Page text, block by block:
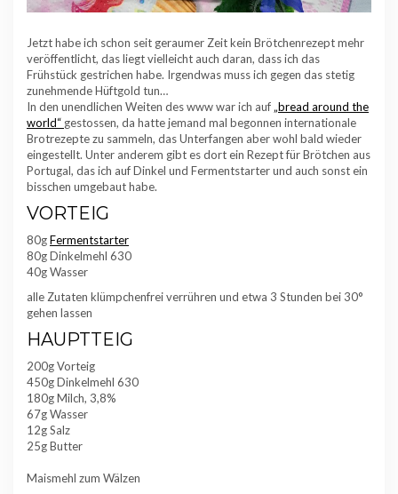
Jetzt habe ich schon seit geraumer Zeit kein Brötchenrezept mehr
veröffentlicht, das liegt vielleicht auch daran, dass ich das
Frühstück gestrichen habe. Irgendwas muss ich gegen das stetig
zunehmende Hüftgold tun…
In den unendlichen Weiten des www war ich auf „bread around the
world“ gestossen, da hatte jemand mal begonnen internationale
Brotrezepte zu sammeln, das Unterfangen aber wohl bald wieder
eingestellt. Unter anderem gibt es dort ein Rezept für Brötchen aus
Portugal, das ich auf Dinkel und Fermentstarter und auch sonst ein
bisschen umgebaut habe.
VORTEIG
80gFermentstarter
80g Dinkelmehl 630
40g Wasser
alle Zutaten klümpchenfrei verrühren und etwa 3 Stunden bei 30°
gehen lassen
HAUPTTEIG
200g Vorteig
450g Dinkelmehl 630
180g Milch, 3,8%
67g Wasser
12g Salz
25g Butter
Maismehl zum Wälzen